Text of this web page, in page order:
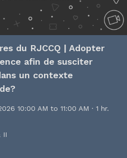
du RJCCQ | Adopter
afin de susciter
un contexte
10:00 AM to 11:00 AM · 1 hr.
II